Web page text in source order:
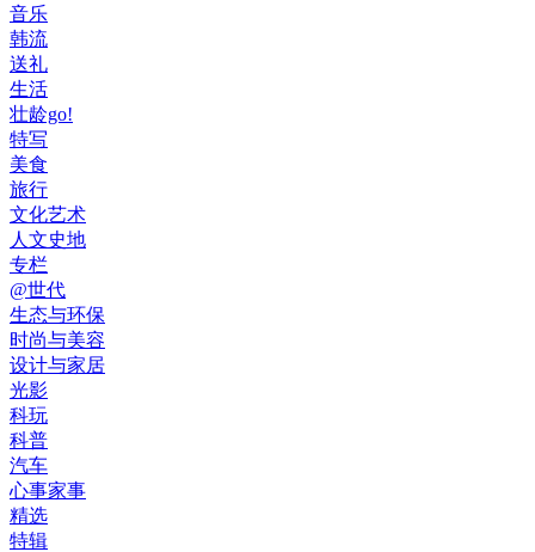
音乐
韩流
送礼
生活
壮龄go!
特写
美食
旅行
文化艺术
人文史地
专栏
@世代
生态与环保
时尚与美容
设计与家居
光影
科玩
科普
汽车
心事家事
精选
特辑